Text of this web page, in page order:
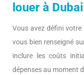
louer à Dubai
Vous avez défini
vous bien renseigné
inclure les coûts
dépenses au moment